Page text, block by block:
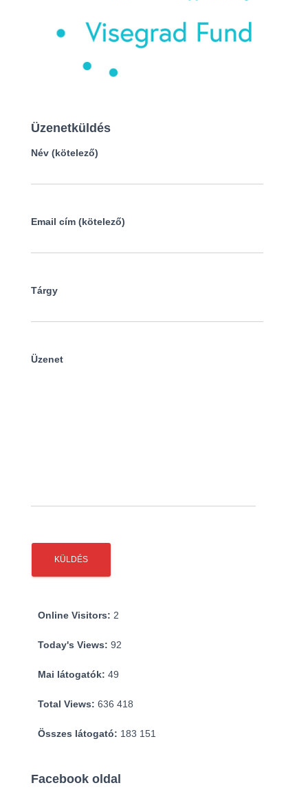
Üzenetküldés
Név (kötelező)
Email cím (kötelező)
Tárgy
Üzenet
Online Visitors: 2
Today's Views: 92
Mai látogatók: 49
Total Views: 636 418
Összes látogató: 183 151
Facebook oldal